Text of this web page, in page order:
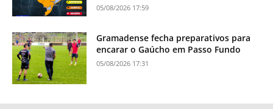
05/08/2026 17:59
Gramadense fecha preparativos para
encarar o Gaúcho em Passo Fundo
05/08/2026 17:31